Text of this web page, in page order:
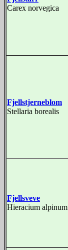
Carex norvegica
Fjellstjerneblom
Stellaria borealis
Fjellsveve
Hieracium alpinum